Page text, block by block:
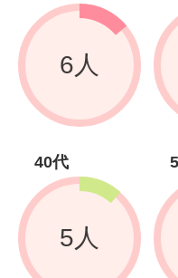
6人
40代
5人